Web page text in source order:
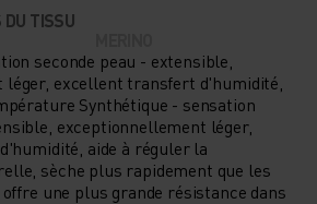
DU TISSU
seconde peau - extensible,
excellent transfert d'humidité,
Synthétique - sensation
exceptionnellement léger,
aide à réguler la
sèche plus rapidement que les
une plus grande résistance dans